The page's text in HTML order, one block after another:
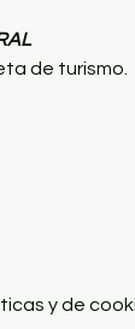
de turismo.
y de